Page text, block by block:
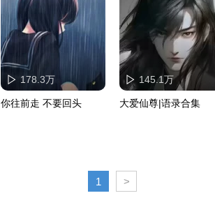
178.3万
你往前走 不要回头
145.1万
大爱仙尊|语录合集
1 >